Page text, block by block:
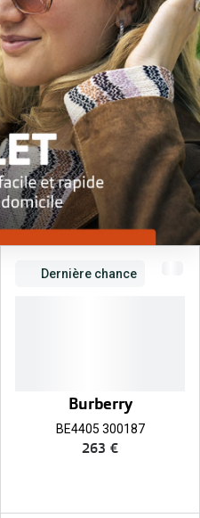
Dernière chance
Burberry
BE4405 300187
263 €